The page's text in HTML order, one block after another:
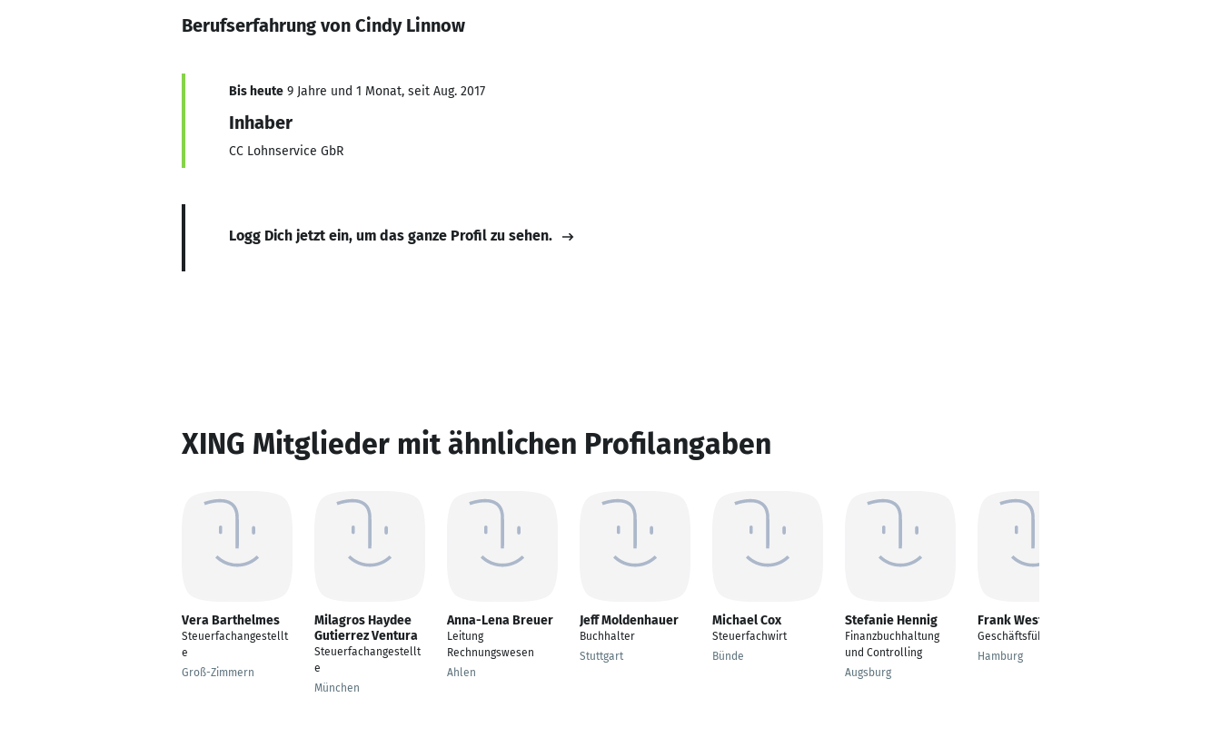
Berufserfahrung von Cindy Linnow
Bis heute 9 Jahre und 1 Monat, seit Aug. 2017
Inhaber
CC Lohnservice GbR
Logg Dich jetzt ein, um das ganze Profil zu sehen.
XING Mitglieder mit ähnlichen Profilangaben
Vera Barthelmes
Steuerfachangestellt
e
Groß-Zimmern
Milagros Haydee
Gutierrez Ventura
Steuerfachangestellt
e
München
Anna-Lena Breuer
Leitung
Rechnungswesen
Ahlen
Jeff Moldenhauer
Buchhalter
Stuttgart
Michael Cox
Steuerfachwirt
Bünde
Stefanie Hennig
Finanzbuchhaltung
und Controlling
Augsburg
Frank Westebbe
Geschäftsführer
Hamburg